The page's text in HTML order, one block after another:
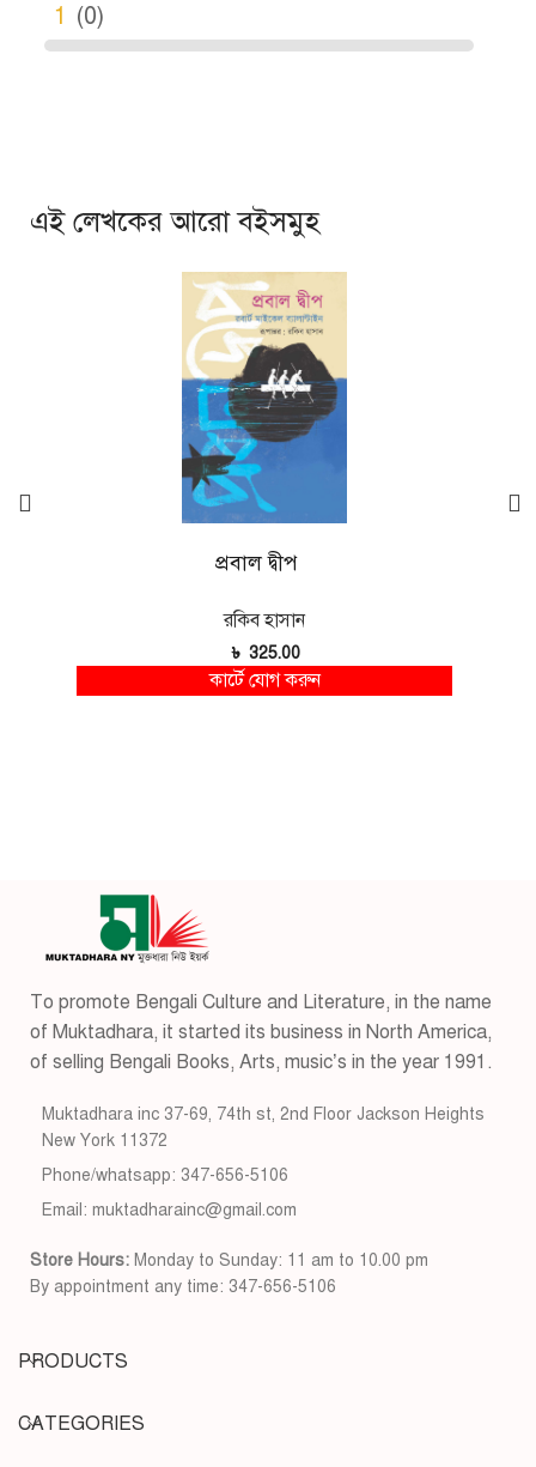
1 (0)
এই লেখকের আরো বইসমুহ
প্রবাল দ্বীপ
রকিব হাসান
৳ 325.00
কার্টে যোগ করুন
To promote Bengali Culture and Literature, in the name
of Muktadhara, it started its business in North America,
of selling Bengali Books, Arts, music’s in the year 1991.
Muktadhara inc 37-69, 74th st, 2nd Floor Jackson Heights
New York 11372
Phone/whatsapp: 347-656-5106
Email: muktadharainc@gmail.com
Store Hours: Monday to Sunday: 11 am to 10.00 pm
By appointment any time: 347-656-5106
PRODUCTS
CATEGORIES